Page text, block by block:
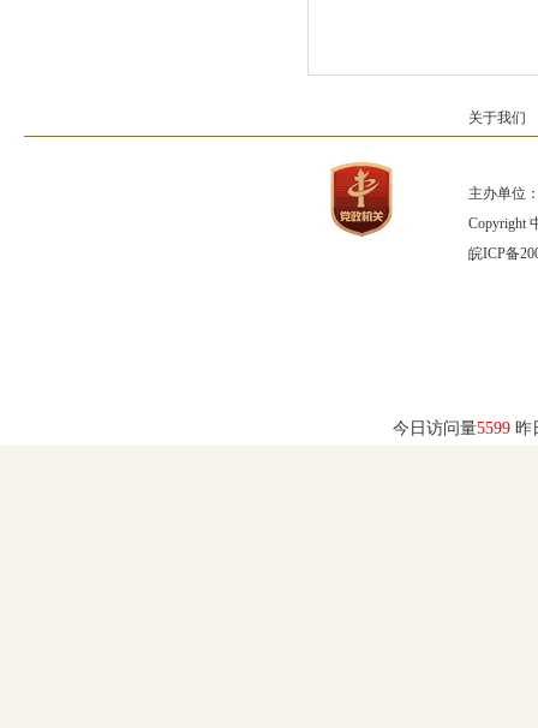
关于我们
主办单位
Copyright
皖ICP备
今日访问量5599 昨